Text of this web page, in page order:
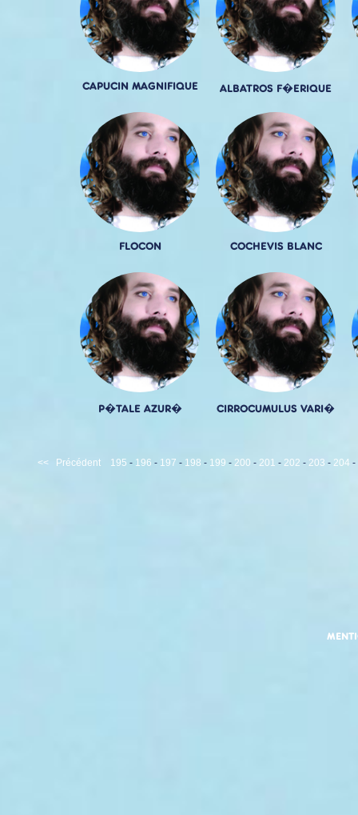
CAPUCIN MAGNIFIQUE ALBATROS F�ERIQUE
FLOCON COCHEVIS BLANC
P�TALE AZUR� CIRROCUMULUS VARI�
<< Précédent 195 - 196 - 197 - 198 - 199 - 200 - 201 - 202 - 203 - 204 -